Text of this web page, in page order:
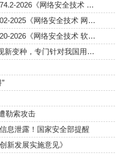
一图读懂 | 国家标准GB/T 20274.2-2026《网络安全技术 信息系统...
一图读懂 | 国家标准GB/T 46902-2025《网络安全技术 网络空间安...
一图读懂 | 国家标准GB/T 47020-2026《网络安全技术 软件物料清...
官方预警：“银狐”木马病毒出现新变种，专门针对我国用户！
勒索攻击
息泄露！国家安全部提醒
新发展实施意见》